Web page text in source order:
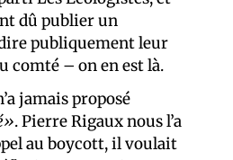
dû publier un
publiquement leur
comté – on en est là.
jamais proposé
. Pierre Rigaux nous l’a
au boycott, il voulait